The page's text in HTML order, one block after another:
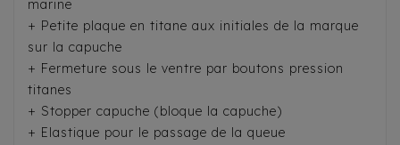
marine
+ Petite plaque en titane aux initiales de la marque
sur la capuche
+ Fermeture sous le ventre par boutons pression
titanes
+ Stopper capuche (bloque la capuche)
+ Elastique pour le passage de la queue